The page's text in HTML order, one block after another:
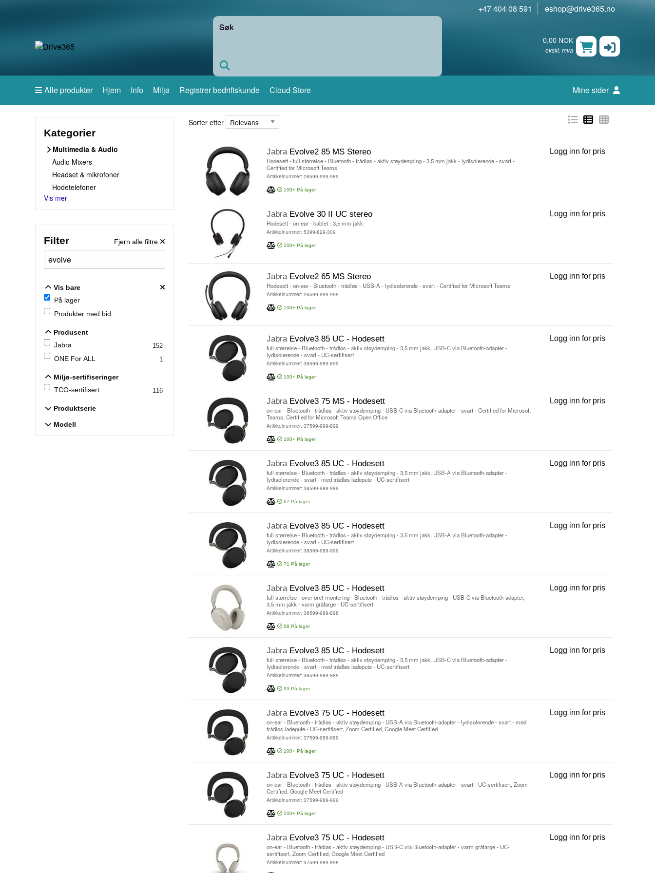
+47 404 08 591 eshop@drive365.no
0,00 NOK
ekskl. mva
Søk
Alle produkter Hjem Info Miljø Registrer bedriftskunde Cloud Store Mine sider
Kategorier
Multimedia & Audio
Audio Mixers
Headset & mikrofoner
Hodetelefoner
Vis mer
Filter Fjern alle filtre
Vis bare
På lager
Produkter med bid
Produsent
Jabra
152
ONE For ALL 1
Miljø-sertifiseringer
TCO-sertifisert
116
Produktserie
Modell
Sorter etter
Sorter etter
Jabra Evolve2 85 MS Stereo
Hodesett - full størrelse - Bluetooth - trådløs - aktiv støydemping - 3,5 mm jakk - lydisolerende - svart -
Certified for Microsoft Teams
Artikkelnummer: 28599-999-989
100+ På lager
Logg inn for pris
Jabra Evolve 30 II UC stereo
Hodesett - on-ear - kablet - 3,5 mm jakk
Artikkelnummer: 5399-829-309
100+ På lager
Logg inn for pris
Jabra Evolve2 65 MS Stereo
Hodesett - on-ear - Bluetooth - trådløs - USB-A - lydisolerende - svart - Certified for Microsoft Teams
Artikkelnummer: 26599-999-999
100+ På lager
Logg inn for pris
Jabra Evolve3 85 UC - Hodesett
full størrelse - Bluetooth - trådløs - aktiv støydemping - 3,5 mm jakk, USB-C via Bluetooth-adapter -
lydisolerende - svart - UC-sertifisert
Artikkelnummer: 38599-989-899
100+ På lager
Logg inn for pris
Jabra Evolve3 75 MS - Hodesett
on-ear - Bluetooth - trådløs - aktiv støydemping - USB-C via Bluetooth-adapter - svart - Certified for Microsoft
Teams, Certified for Microsoft Teams Open Office
Artikkelnummer: 37599-999-899
100+ På lager
Logg inn for pris
Jabra Evolve3 85 UC - Hodesett
full størrelse - Bluetooth - trådløs - aktiv støydemping - 3,5 mm jakk, USB-A via Bluetooth-adapter -
lydisolerende - svart - med trådløs ladepute - UC-sertifisert
Artikkelnummer: 38599-989-989
67 På lager
Logg inn for pris
Jabra Evolve3 85 UC - Hodesett
full størrelse - Bluetooth - trådløs - aktiv støydemping - 3,5 mm jakk, USB-A via Bluetooth-adapter -
lydisolerende - svart - UC-sertifisert
Artikkelnummer: 38599-989-999
71 På lager
Logg inn for pris
Jabra Evolve3 85 UC - Hodesett
full størrelse - over-øret-montering - Bluetooth - trådløs - aktiv støydemping - USB-C via Bluetooth-adapter,
3,5 mm jakk - varm gråfarge - UC-sertifisert
Artikkelnummer: 38599-989-898
68 På lager
Logg inn for pris
Jabra Evolve3 85 UC - Hodesett
full størrelse - Bluetooth - trådløs - aktiv støydemping - 3,5 mm jakk, USB-C via Bluetooth-adapter -
lydisolerende - svart - med trådløs ladepute - UC-sertifisert
Artikkelnummer: 38599-989-889
99 På lager
Logg inn for pris
Jabra Evolve3 75 UC - Hodesett
on-ear - Bluetooth - trådløs - aktiv støydemping - USB-A via Bluetooth-adapter - lydisolerende - svart - med
trådløs ladepute - UC-sertifisert, Zoom Certified, Google Meet Certified
Artikkelnummer: 37599-989-989
100+ På lager
Logg inn for pris
Jabra Evolve3 75 UC - Hodesett
on-ear - Bluetooth - trådløs - aktiv støydemping - USB-A via Bluetooth-adapter - svart - UC-sertifisert, Zoom
Certified, Google Meet Certified
Artikkelnummer: 37599-989-999
100+ På lager
Logg inn for pris
Jabra Evolve3 75 UC - Hodesett
on-ear - Bluetooth - trådløs - aktiv støydemping - USB-C via Bluetooth-adapter - varm gråfarge - UC-
sertifisert, Zoom Certified, Google Meet Certified
Artikkelnummer: 37599-989-898
Logg inn for pris